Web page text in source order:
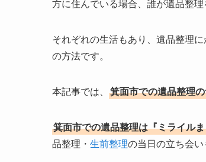
方に住んでいる場合、誰が遺品整理
それぞれの生活もあり、遺品整理
の方法です。
本記事では、 箕面市での遺品整理
箕面市での遺品整理は『ミライル
品整理・ 生前整理の当日の立ち会